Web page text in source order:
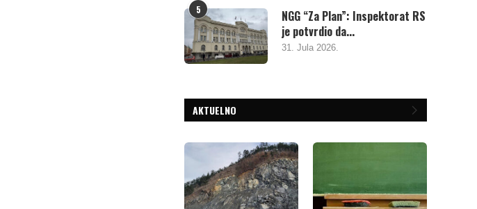
5
NGG “Za Plan”: Inspektorat RS
je potvrdio da...
31. Jula 2026.
AKTUELNO